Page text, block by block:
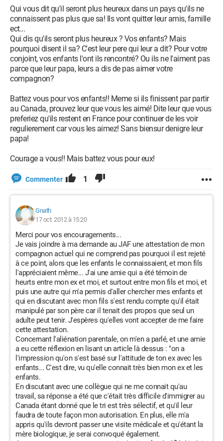
Qui vous dit qu'il seront plus heureux dans un pays qu'ils ne
connaissent pas plus que sa! Ils vont quitter leur amis, famille
ect...
Qui dis qu'ils seront plus heureux ? Vos enfants? Mais
pourquoi disent il sa? C'est leur pere qui leur a dit? Pour votre
conjoint, vos enfants l'ont ils rencontré? Ou ils ne l'aiment pas
parce que leur papa, leurs a dis de pas aimer votre
compagnon?
Battez vous pour vos enfants!! Meme si ils finissent par partir
au Canada, prouvez leur que vous les aimé! Dite leur que vous
preferiez qu'ils restent en France pour continuer de les voir
regulierement car vous les aimez! Sans biensur denigre leur
papa!
Courage a vous!! Mais battez vous pour eux!
Commenter 1
Gnath
17 oct. 2012 à 15:20
Merci pour vos encouragements...
Je vais joindre à ma demande au JAF une attestation de mon
compagnon actuel qui ne comprend pas pourquoi il est rejeté
à ce point, alors que les enfants le connaissaient, et mon fils
l'appréciaient même... J'ai une amie qui a été témoin de
heurts entre mon ex et moi, et surtout entre mon fils et moi, et
puis une autre qui m'a permis d'aller chercher mes enfants et
qui en discutant avec mon fils s'est rendu compte qu'il était
manipulé par son père car il tenait des propos que seul un
adulte peut tenir. J'espères qu'elles vont accepter de me faire
cette attestation.
Concernant l'aliénation parentale, on m'en a parlé, et une amie
a eu cette réflexion en lisant un article là dessus : "on a
l'impression qu'on s'est basé sur l'attitude de ton ex avec les
enfants... C'est dire, vu qu'elle connait très bien mon ex et les
enfants.
En discutant avec une collègue qui ne me connait qu'au
travail, sa réponse a été que c'était très difficile d'immigrer au
Canada étant donné que le tri est très sélectif, et qu'il leur
faudra de toute façon mon autorisation. En plus, elle m'a
appris qu'ils devront passer une visite médicale et qu'étant la
mère biologique, je serai convoqué également.